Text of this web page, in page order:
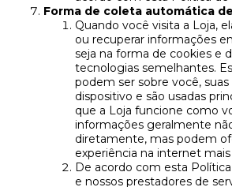
Forma de coleta automática
Quando você visita a Loja,
ou recuperar informações
seja na forma de cookies e
tecnologias semelhantes.
podem ser sobre você,
dispositivo e são usadas
que a Loja funcione como
informações geralmente
diretamente, mas podem
experiência na internet mais
De acordo com esta
e nossos prestadores de